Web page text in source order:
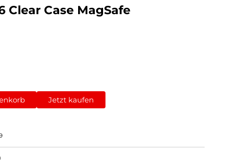
Clear Case MagSafe
Jetzt kaufen